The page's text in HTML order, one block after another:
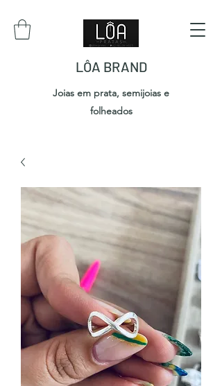
LÔA BRAND
Joias em prata, semijoias e
folheados